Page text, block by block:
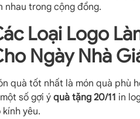
nhau trong cộng đồng.
Loại Logo
Ngày Nhà
quà tốt nhất là món quà phù
số gợi ýquà tặng 20/11 in
kính yêu.